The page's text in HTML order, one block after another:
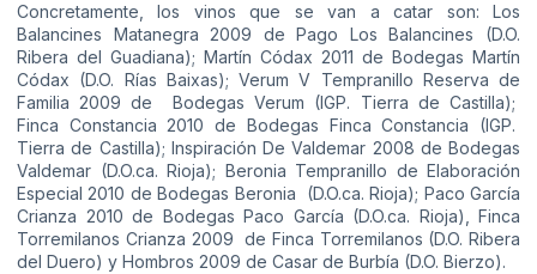
Concretamente, los vinos que se van a catar son: Los
Balancines Matanegra 2009 de Pago Los Balancines (D.O.
Ribera del Guadiana); Martín Códax 2011 de Bodegas Martín
Códax (D.O. Rías Baixas); Verum V Tempranillo Reserva de
Familia 2009 de Bodegas Verum (IGP. Tierra de Castilla);
Finca Constancia 2010 de Bodegas Finca Constancia (IGP.
Tierra de Castilla); Inspiración De Valdemar 2008 de Bodegas
Valdemar (D.O.ca. Rioja); Beronia Tempranillo de Elaboración
Especial 2010 de Bodegas Beronia (D.O.ca. Rioja); Paco García
Crianza 2010 de Bodegas Paco García (D.O.ca. Rioja), Finca
Torremilanos Crianza 2009 de Finca Torremilanos (D.O. Ribera
del Duero) y Hombros 2009 de Casar de Burbía (D.O. Bierzo).